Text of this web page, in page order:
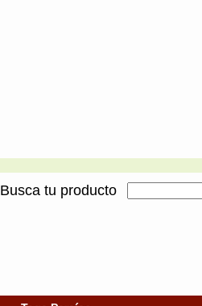
Busca tu producto